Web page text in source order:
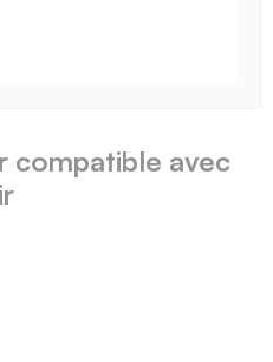
compatible avec